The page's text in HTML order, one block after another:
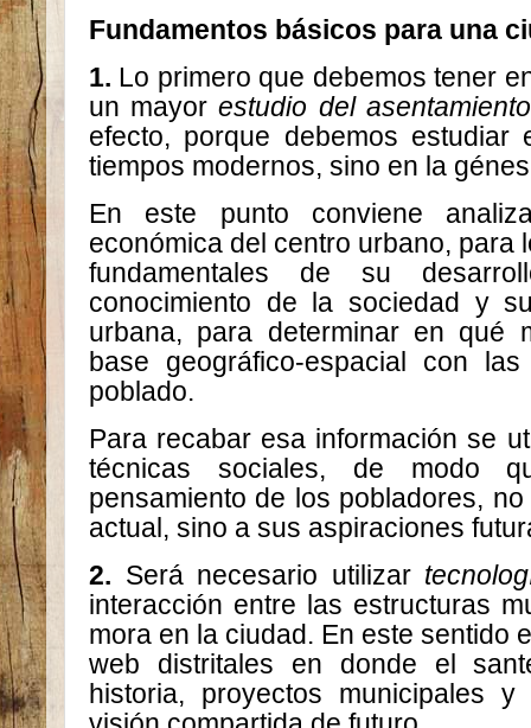
Fundamentos básicos para una
1. Lo primero que debemos tener
un mayorestudio del
efecto, porque debemos
tiempos modernos, sino en la
En este punto conviene
económica del centro urbano, para
fundamentales de su
conocimiento de la sociedad y
urbana, para determinar en qué
base geográfico-espacial con
poblado.
Para recabar esa información se
técnicas sociales, de modo
pensamiento de los pobladores,
actual, sino a sus aspiraciones
2. Será necesario utilizar
interacción entre las estructuras
mora en la ciudad. En este sentido
web distritales en donde el
historia, proyectos municipales